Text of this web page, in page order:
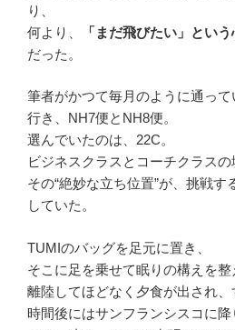
り、
何より、
「まだ飛びたい」とい
だった。
筆者がかつて毎月のように通っ
行き、NH7便とNH8便。
選んでいたのは、22C。
ビジネスクラスとコーチクラスの
その“絶妙な立ち位置”が、挑戦
していた。
TUMIのバッグを足元に置き、
そこに足を乗せて眠りの構えを整
離陸してほどなく夕食が出され
時間後にはサンフランシスコに降